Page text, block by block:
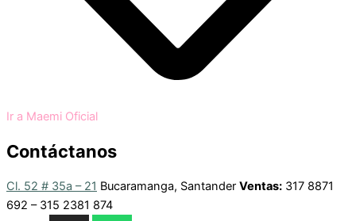
Ir a Maemi Oficial
Contáctanos
Cl. 52 # 35a – 21 Bucaramanga, Santander Ventas: 317 8871
692 – 315 2381 874